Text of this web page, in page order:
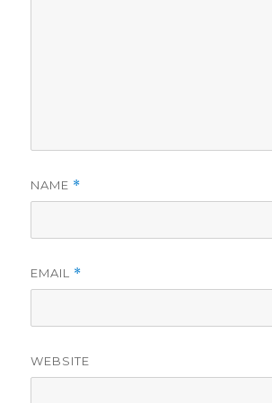
NAME *
EMAIL *
WEBSITE